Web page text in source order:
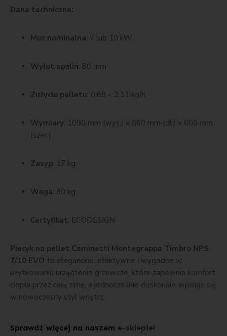
Dane techniczne:
Moc nominalna: 7 lub 10 kW
Wylot spalin: 80 mm
Zużycie pelletu: 0,69 – 2,11 kg/h
Wymiary: 1090 mm (wys.) x 660 mm (dł.) x 600 mm
(szer.)
Zasyp: 17 kg
Waga: 80 kg
Certyfikat: ECODESIGN
Piecyk na pellet Caminetti Montegrappa Timbro NPS
7/10 EVO to eleganckie, efektywne i wygodne w
użytkowaniu urządzenie grzewcze, które zapewnia komfort
ciepła przez całą zimę, a jednocześnie doskonale wpisuje się
w nowoczesny styl wnętrz.
Sprawdź więcej na naszem e-sklepie!